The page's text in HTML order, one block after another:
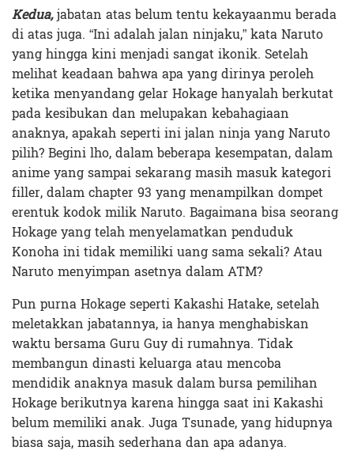
Kedua,jabatan atas belum tentu kekayaanmu berada
di atas juga. “Ini adalah jalan ninjaku,” kata Naruto
yang hingga kini menjadi sangat ikonik. Setelah
melihat keadaan bahwa apa yang dirinya peroleh
ketika menyandang gelar Hokage hanyalah berkutat
pada kesibukan dan melupakan kebahagiaan
anaknya, apakah seperti ini jalan ninja yang Naruto
pilih? Begini lho, dalam beberapa kesempatan, dalam
anime yang sampai sekarang masih masuk kategori
filler, dalam chapter 93 yang menampilkan dompet
erentuk kodok milik Naruto. Bagaimana bisa seorang
Hokage yang telah menyelamatkan penduduk
Konoha ini tidak memiliki uang sama sekali? Atau
Naruto menyimpan asetnya dalam ATM?
Pun purna Hokage seperti Kakashi Hatake, setelah
meletakkan jabatannya, ia hanya menghabiskan
waktu bersama Guru Guy di rumahnya. Tidak
membangun dinasti keluarga atau mencoba
mendidik anaknya masuk dalam bursa pemilihan
Hokage berikutnya karena hingga saat ini Kakashi
belum memiliki anak. Juga Tsunade, yang hidupnya
biasa saja, masih sederhana dan apa adanya.